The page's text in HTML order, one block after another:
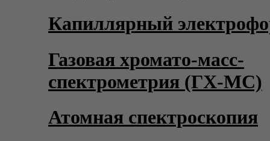
Капиллярный
Газовая хромато-масс-
спектрометрия (ГХ-МС)
Атомная спектроскопия